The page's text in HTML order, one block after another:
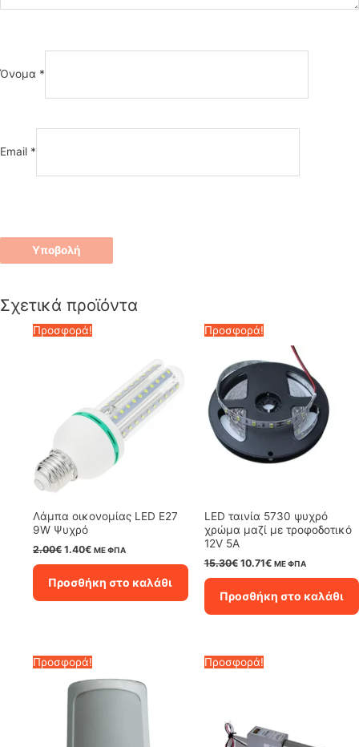
Όνομα *
Email *
Σχετικά προϊόντα
Προσφορά!
Λάμπα οικονομίας LED E27
9W Ψυχρό
2.00€ Original
2.00€.
1.40€Η
είναι:
1.40€.
ΜΕ ΦΠΑ
Προσθήκη στο καλάθι
Προσφορά!
LED ταινία 5730 ψυχρό
χρώμα μαζί με τροφοδοτικό
12V 5A
15.30€ Original
15.30€.
10.71€Η
είναι:
10.71€.
ΜΕ ΦΠΑ
Προσθήκη στο καλάθι
Προσφορά! Προσφορά!